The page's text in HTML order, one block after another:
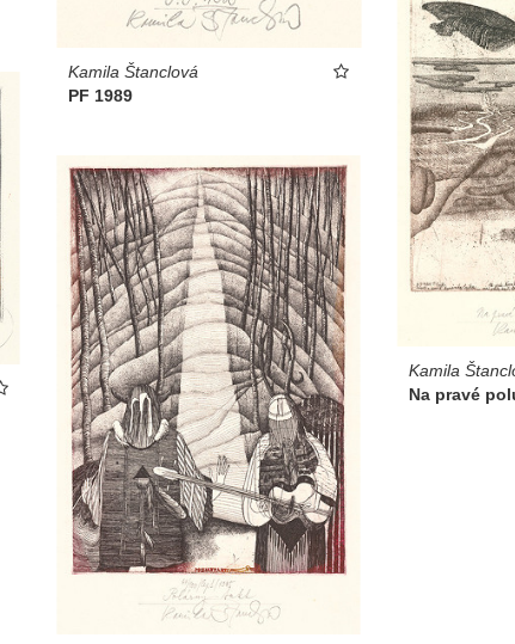
Kamila Štanclová
PF 1989
Kamila
Na pravé